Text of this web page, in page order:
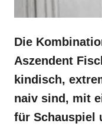
Die
Aszendent
kindisch,
naiv sind, mit
für Schauspiel